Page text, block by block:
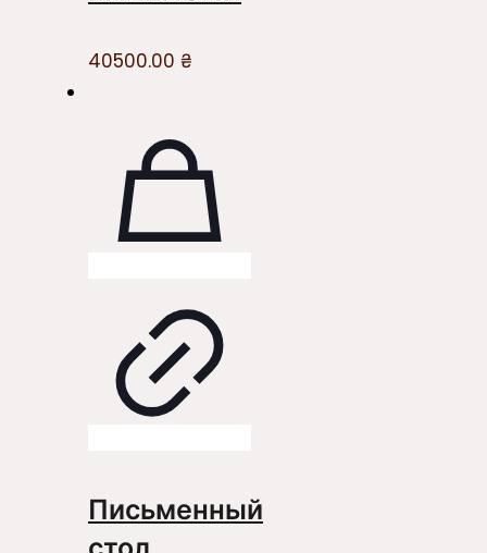
40500.00 ₴
Письменный